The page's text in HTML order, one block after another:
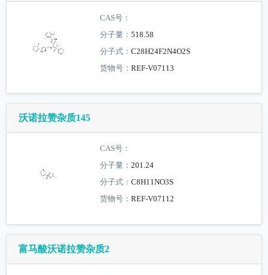
CAS号：
分子量：518.58
分子式：C28H24F2N4O2S
货物号：REF-V07113
沃诺拉赞杂质145
CAS号：
分子量：201.24
分子式：C8H11NO3S
货物号：REF-V07112
富马酸沃诺拉赞杂质2